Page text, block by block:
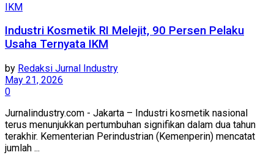
IKM
Industri Kosmetik RI Melejit, 90 Persen Pelaku
Usaha Ternyata IKM
by Redaksi Jurnal Industry
May 21, 2026
0
Jurnalindustry.com - Jakarta – Industri kosmetik nasional
terus menunjukkan pertumbuhan signifikan dalam dua tahun
terakhir. Kementerian Perindustrian (Kemenperin) mencatat
jumlah ...